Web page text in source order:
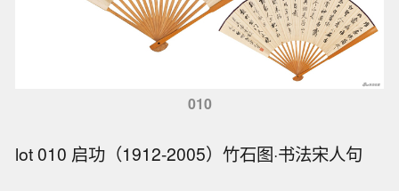
010
lot 010 启功（1912-2005）竹石图·书法宋人句